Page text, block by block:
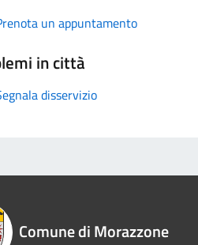
un appuntamento
in città
disservizio
Comune di Morazzone